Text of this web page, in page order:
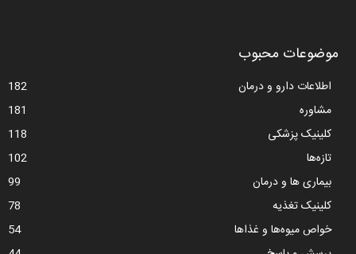
موضوعات محبوب
اطلاعات دارو و درمان
182
مشاوره
181
کلینیک پزشکی
118
تازه‌ها
102
بیماری ها و درمان
99
کلینیک تغذیه
78
خواص میوه‌ها و غذاها
54